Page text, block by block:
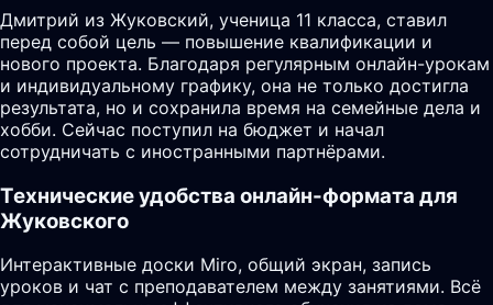
Дмитрий из Жуковский, ученица 11 класса, ставил
перед собой цель — повышение квалификации и
нового проекта. Благодаря регулярным онлайн-урокам
и индивидуальному графику, она не только достигла
результата, но и сохранила время на семейные дела и
хобби. Сейчас поступил на бюджет и начал
сотрудничать с иностранными партнёрами.
Технические удобства онлайн-формата для
Жуковского
Интерактивные доски Miro, общий экран, запись
уроков и чат с преподавателем между занятиями. Всё